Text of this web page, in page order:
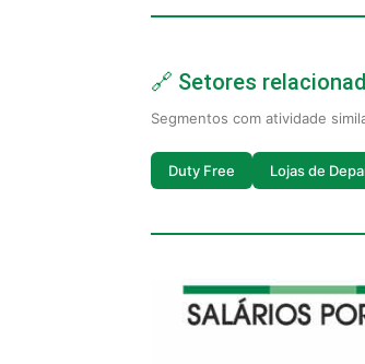
🔗 Setores
Segmentos com atividade
Duty Free Lojas de